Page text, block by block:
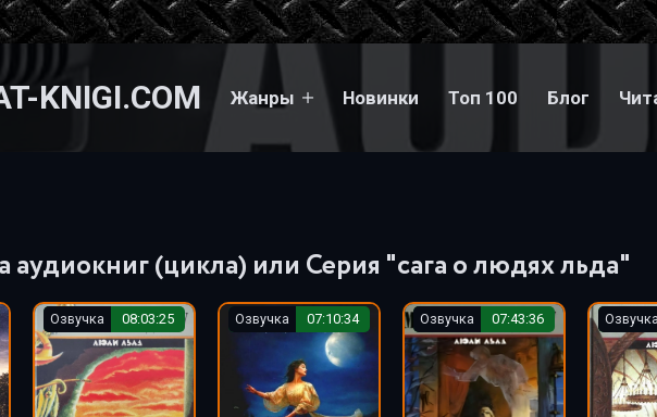
KNIGI.COM Жанры Новинки Топ 100 Блог
аудиокниг (цикла) или Серия "сага о людях льда"
Озвучка 08:03:25 Озвучка 07:10:34 Озвучка 07:43:36 Озвучка